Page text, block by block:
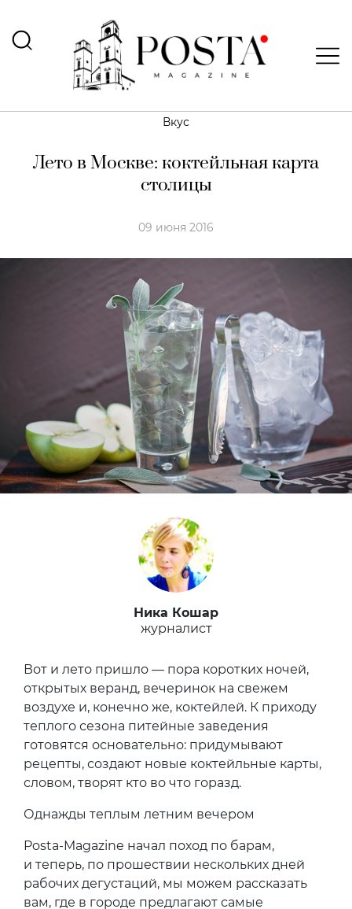
Вкус
Лето в Москве: коктейльная карта
столицы
09 июня 2016
Ника Кошар
журналист
Вот и лето пришло — пора коротких ночей,
открытых веранд, вечеринок на свежем
воздухе и, конечно же, коктейлей. К приходу
теплого сезона питейные заведения
готовятся основательно: придумывают
рецепты, создают новые коктейльные карты,
словом, творят кто во что горазд.
Однажды теплым летним вечером
Posta-Magazine начал поход по барам,
и теперь, по прошествии нескольких дней
рабочих дегустаций, мы можем рассказать
вам, где в городе предлагают самые